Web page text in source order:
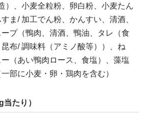
）、小麦全粒粉、卵白粉、小麦たん
ま/ 加工でん粉、かんすい、清酒、
プ（鴨肉、清酒、鴨油、タレ（食
布/ 調味料（アミノ酸等））、ね
（あい鴨肉ロース、食塩）、藻塩
部に小麦・卵・鶏肉を含む）
たり）